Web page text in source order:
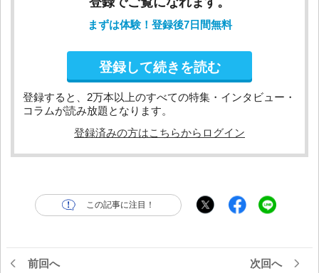
まずは体験！登録後7日間無料
登録して続きを読む
登録すると、2万本以上のすべての特集・インタビュー・
コラムが読み放題となります。
登録済みの方はこちらからログイン
この記事に注目！
前回へ 次回へ